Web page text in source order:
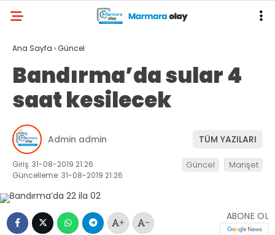
Ana Sayfa ›Güncel
Bandırma’da sular 4
saat kesilecek
Admin admin TÜM YAZILARI
Giriş: 31-08-2019 21:26
Güncelleme: 31-08-2019 21:26
Güncel Manşet
+ -
ABONE OL